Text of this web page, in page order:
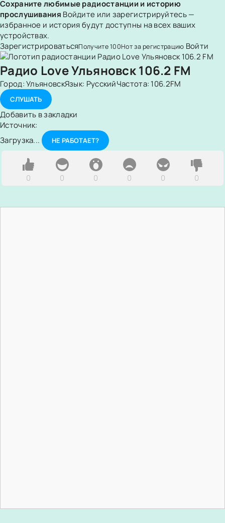
Сохраните любимые радиостанции и историю
прослушивания Войдите или зарегистрируйтесь —
избранное и история будут доступны на всех ваших
устройствах.
ЗарегистрироватьсяПолучите100Нотза регистрацию Войти
Радио Love Ульяновск 106.2 FM
Город:УльяновскЯзык: РусскийЧастота: 106.2FM
СЛУШАТЬ
Добавить в закладки
Источник:
Загрузка...
НЕ РАБОТАЕТ?
0 0 0 0 0 0